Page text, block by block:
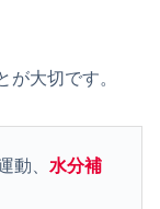
大切です。
動、 水分補